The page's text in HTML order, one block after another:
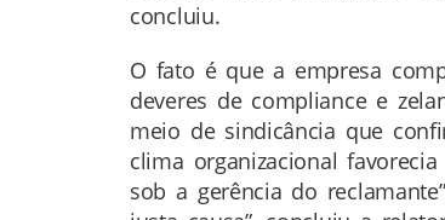
concluiu.
O fato é que a empresa
deveres de compliance e
meio de sindicância que
clima organizacional
sob a gerência do